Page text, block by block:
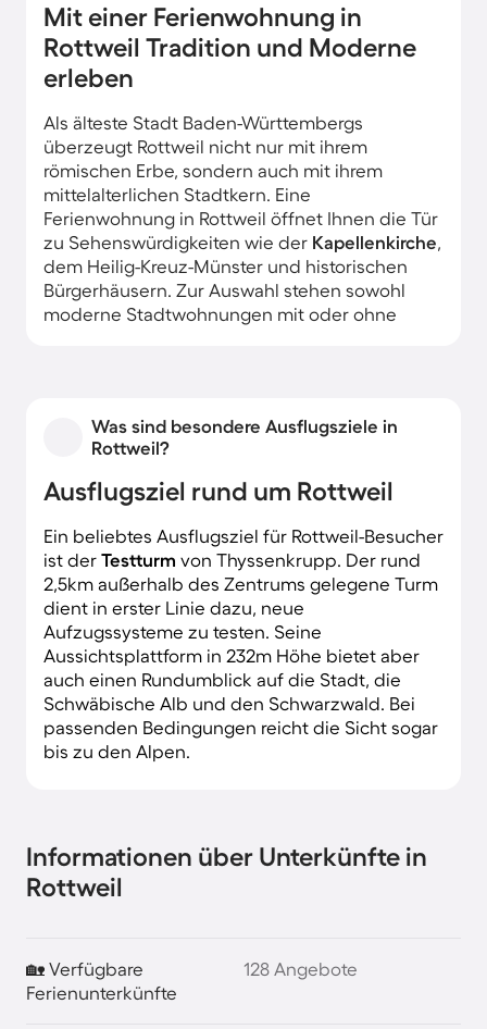
Mit einer Ferienwohnung in
Rottweil Tradition und Moderne
erleben
Als älteste Stadt Baden-Württembergs
überzeugt Rottweil nicht nur mit ihrem
römischen Erbe, sondern auch mit ihrem
mittelalterlichen Stadtkern. Eine
Ferienwohnung in Rottweil öffnet Ihnen die Tür
zu Sehenswürdigkeiten wie der Kapellenkirche,
dem Heilig-Kreuz-Münster und historischen
Bürgerhäusern. Zur Auswahl stehen sowohl
moderne Stadtwohnungen mit oder ohne
Was sind besondere Ausflugsziele in
Rottweil?
Ausflugsziel rund um Rottweil
Ein beliebtes Ausflugsziel für Rottweil-Besucher
ist der Testturm von Thyssenkrupp. Der rund
2,5km außerhalb des Zentrums gelegene Turm
dient in erster Linie dazu, neue
Aufzugssysteme zu testen. Seine
Aussichtsplattform in 232m Höhe bietet aber
auch einen Rundumblick auf die Stadt, die
Schwäbische Alb und den Schwarzwald. Bei
passenden Bedingungen reicht die Sicht sogar
bis zu den Alpen.
Informationen über Unterkünfte in
Rottweil
🏡 Verfügbare
Ferienunterkünfte
128 Angebote